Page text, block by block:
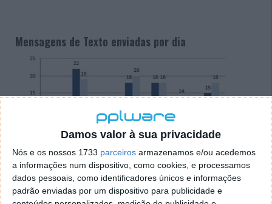
Damos valor à sua privacidade
Nós e os nossos 1733 parceiros armazenamos e/ou acedemos
a informações num dispositivo, como cookies, e processamos
dados pessoais, como identificadores únicos e informações
padrão enviadas por um dispositivo para publicidade e
Mensagens de Texto enviadas por dia
O segundo gráfico representa o número de
mensagens que os jovens enviam por dia e respectiva